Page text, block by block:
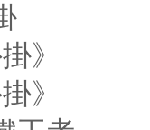
》
》